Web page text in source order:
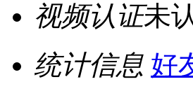
视频认证未
统计信息 好